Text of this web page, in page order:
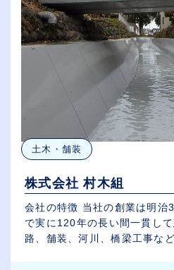
土木・舗装
株式会社 村木組
会社の特徴 当社の創業は明治
で実に120年の長い間一貫し
路、舗装、河川、橋梁工事な